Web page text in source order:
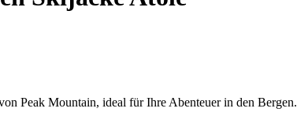
Peak Mountain, ideal für Ihre Abenteuer in den Bergen.